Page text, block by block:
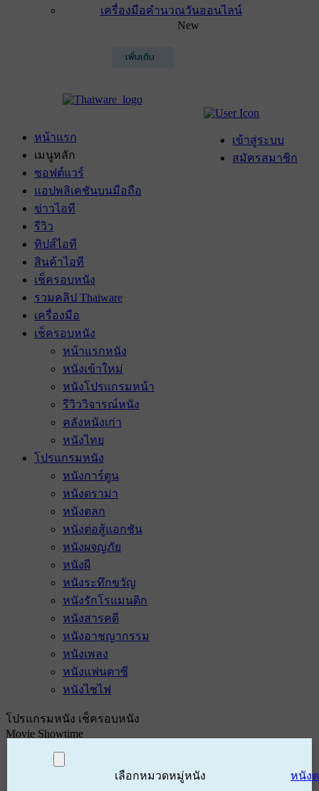
เครื่องมือคำนวณวันออนไลน์
New
เพิ่มเติม
เข้าสู่ระบบ
สมัครสมาชิก
หน้าแรก
เมนูหลัก
ซอฟต์แวร์
แอปพลิเคชันบนมือถือ
ข่าวไอที
รีวิว
ทิปส์ไอที
สินค้าไอที
เช็ครอบหนัง
รวมคลิป Thaiware
เครื่องมือ
เช็ครอบหนัง
หน้าแรกหนัง
หนังเข้าใหม่
หนังโปรแกรมหน้า
รีวิววิจารณ์หนัง
คลังหนังเก่า
หนังไทย
โปรแกรมหนัง
หนังการ์ตูน
หนังดราม่า
หนังตลก
หนังต่อสู้แอกชัน
หนังผจญภัย
หนังผี
หนังระทึกขวัญ
หนังรักโรแมนติก
หนังสารคดี
หนังอาชญากรรม
หนังเพลง
หนังแฟนตาซี
หนังไซไฟ
โปรแกรมหนัง เช็ครอบหนัง
Movie Showtime
เลือกหมวดหมู่หนัง หนัง